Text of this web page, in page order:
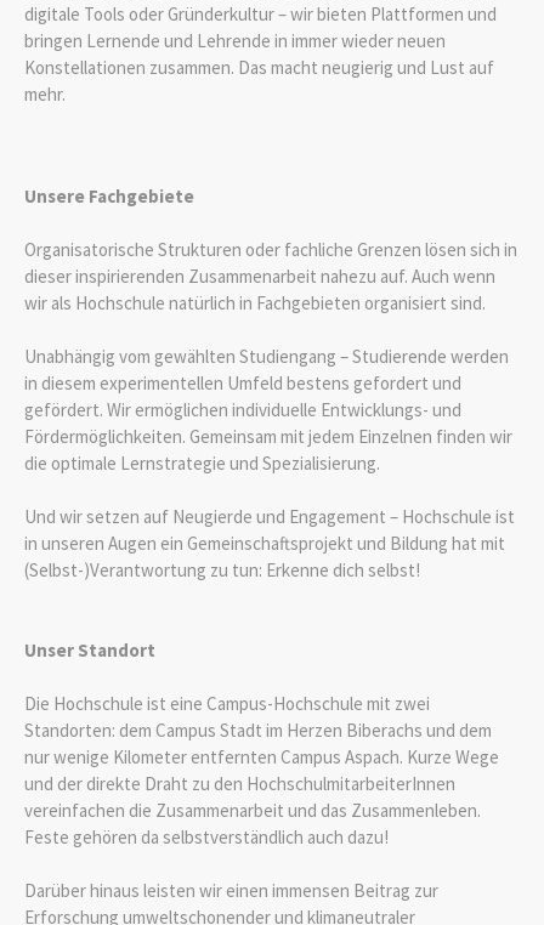
digitale Tools oder Gründerkultur – wir bieten Plattformen und
bringen Lernende und Lehrende in immer wieder neuen
Konstellationen zusammen. Das macht neugierig und Lust auf
mehr.
Unsere Fachgebiete
Organisatorische Strukturen oder fachliche Grenzen lösen sich in
dieser inspirierenden Zusammenarbeit nahezu auf. Auch wenn
wir als Hochschule natürlich in Fachgebieten organisiert sind.
Unabhängig vom gewählten Studiengang – Studierende werden
in diesem experimentellen Umfeld bestens gefordert und
gefördert. Wir ermöglichen individuelle Entwicklungs- und
Fördermöglichkeiten. Gemeinsam mit jedem Einzelnen finden wir
die optimale Lernstrategie und Spezialisierung.
Und wir setzen auf Neugierde und Engagement – Hochschule ist
in unseren Augen ein Gemeinschaftsprojekt und Bildung hat mit
(Selbst-)Verantwortung zu tun: Erkenne dich selbst!
Unser Standort
Die Hochschule ist eine Campus-Hochschule mit zwei
Standorten: dem Campus Stadt im Herzen Biberachs und dem
nur wenige Kilometer entfernten Campus Aspach. Kurze Wege
und der direkte Draht zu den HochschulmitarbeiterInnen
vereinfachen die Zusammenarbeit und das Zusammenleben.
Feste gehören da selbstverständlich auch dazu!
Darüber hinaus leisten wir einen immensen Beitrag zur
Erforschung umweltschonender und klimaneutraler